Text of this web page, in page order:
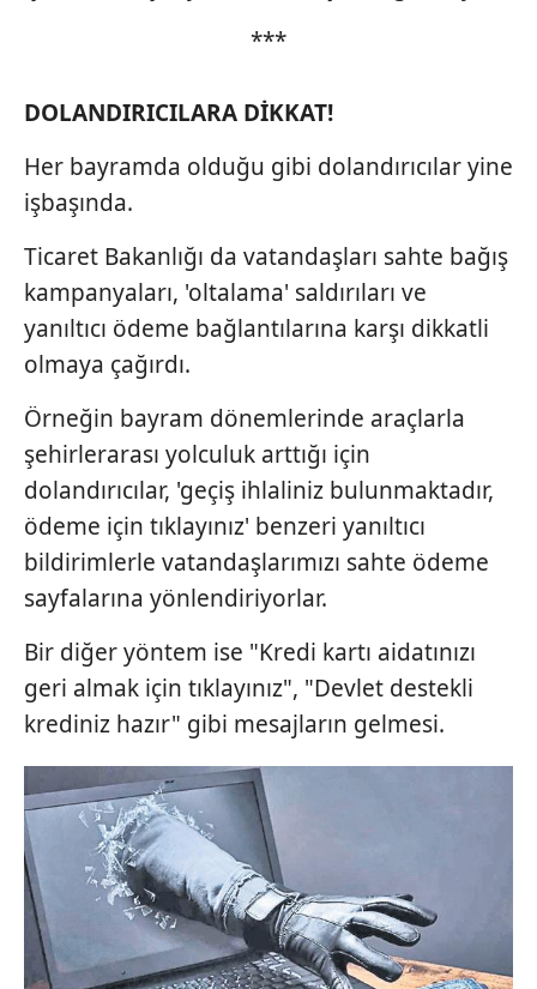
***
DOLANDIRICILARA DİKKAT!
Her bayramda olduğu gibi dolandırıcılar yine
işbaşında.
Ticaret Bakanlığı da vatandaşları sahte bağış
kampanyaları, 'oltalama' saldırıları ve
yanıltıcı ödeme bağlantılarına karşı dikkatli
olmaya çağırdı.
Örneğin bayram dönemlerinde araçlarla
şehirlerarası yolculuk arttığı için
dolandırıcılar, 'geçiş ihlaliniz bulunmaktadır,
ödeme için tıklayınız' benzeri yanıltıcı
bildirimlerle vatandaşlarımızı sahte ödeme
sayfalarına yönlendiriyorlar.
Bir diğer yöntem ise "Kredi kartı aidatınızı
geri almak için tıklayınız", "Devlet destekli
krediniz hazır" gibi mesajların gelmesi.